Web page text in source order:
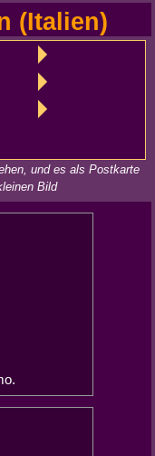
(Italien)
und es als Postkarte
Bild